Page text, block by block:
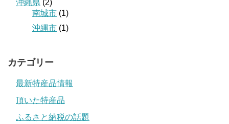
沖縄県 (2)
南城市 (1)
沖縄市 (1)
カテゴリー
最新特産品情報
頂いた特産品
ふるさと納税の話題